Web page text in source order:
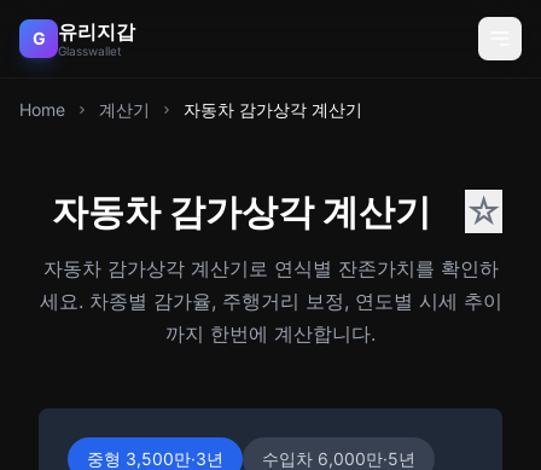
G 유리지갑
Glasswallet
Home 계산기 자동차 감가상각 계산기
자동차 감가상각 계산기 ☆
자동차 감가상각 계산기로 연식별 잔존가치를 확인하
세요. 차종별 감가율, 주행거리 보정, 연도별 시세 추이
까지 한번에 계산합니다.
중형 3,500만·3년 수입차 6,000만·5년